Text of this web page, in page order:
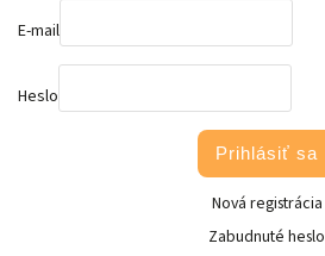
E-mail
Heslo
Prihlásiť sa
Nová registrácia
Zabudnuté heslo